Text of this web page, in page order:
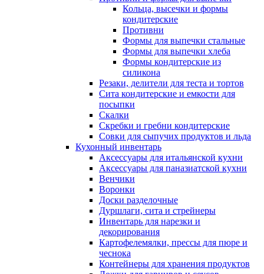
Кольца, высечки и формы
кондитерские
Противни
Формы для выпечки стальные
Формы для выпечки хлеба
Формы кондитерские из
силикона
Резаки, делители для теста и тортов
Сита кондитерские и емкости для
посыпки
Скалки
Скребки и гребни кондитерские
Совки для сыпучих продуктов и льда
Кухонный инвентарь
Аксессуары для итальянской кухни
Аксессуары для паназиатской кухни
Венчики
Воронки
Доски разделочные
Дуршлаги, сита и стрейнеры
Инвентарь для нарезки и
декорирования
Картофелемялки, прессы для пюре и
чеснока
Контейнеры для хранения продуктов